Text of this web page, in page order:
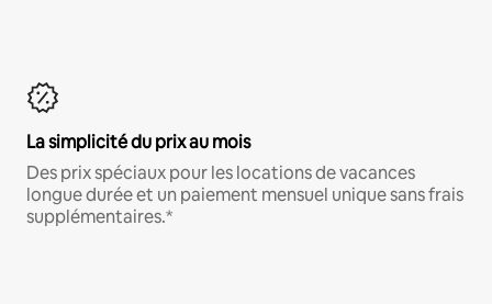
La simplicité du prix au mois
Des prix spéciaux pour les locations de vacances
longue durée et un paiement mensuel unique sans frais
supplémentaires.*